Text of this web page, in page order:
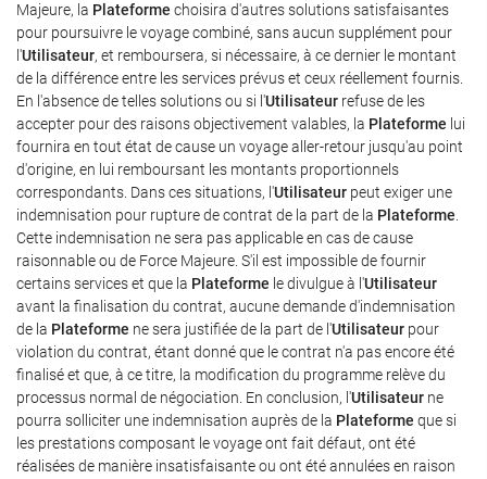
Majeure, la Plateforme choisira d'autres solutions satisfaisantes
pour poursuivre le voyage combiné, sans aucun supplément pour
l'Utilisateur, et remboursera, si nécessaire, à ce dernier le montant
de la différence entre les services prévus et ceux réellement fournis.
En l'absence de telles solutions ou si l'Utilisateur refuse de les
accepter pour des raisons objectivement valables, la Plateforme lui
fournira en tout état de cause un voyage aller-retour jusqu'au point
d'origine, en lui remboursant les montants proportionnels
correspondants. Dans ces situations, l'Utilisateur peut exiger une
indemnisation pour rupture de contrat de la part de la Plateforme
Cette indemnisation ne sera pas applicable en cas de cause
raisonnable ou de Force Majeure. S'il est impossible de fournir
certains services et que la Plateforme le divulgue à l'Utilisateur
avant la finalisation du contrat, aucune demande d'indemnisation
de la Plateforme ne sera justifiée de la part de l'Utilisateur pour
violation du contrat, étant donné que le contrat n'a pas encore été
finalisé et que, à ce titre, la modification du programme relève du
processus normal de négociation. En conclusion, l'Utilisateur ne
pourra solliciter une indemnisation auprès de la Plateforme que si
les prestations composant le voyage ont fait défaut, ont été
réalisées de manière insatisfaisante ou ont été annulées en raison